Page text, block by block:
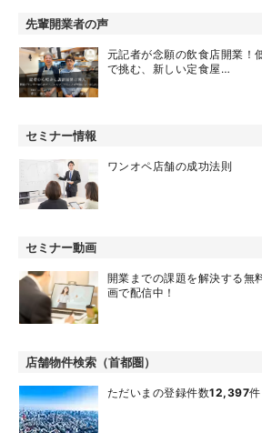
先輩開業者の声
元記者が念願の飲食店開業！
で挑む、新しい定食屋…
セミナー情報
ワンオペ店舗の成功法則
セミナー動画
開業までの課題を解決する無
画で配信中！
店舗物件検索（首都圏）
ただいまの登録件数12,397件